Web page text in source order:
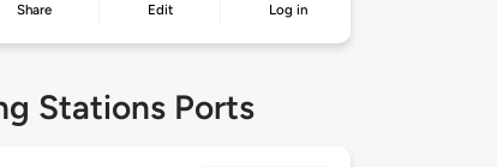
Share Edit Log in
Stations Ports